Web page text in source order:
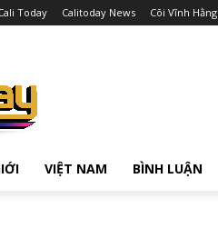
Today Calitoday News Cõi Vĩnh Hằng
VIỆT NAM BÌNH LUẬN